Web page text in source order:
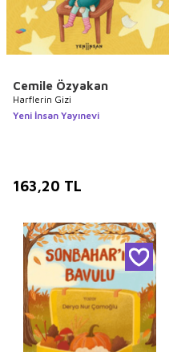
Cemile Özyakan
Harflerin Gizi
Yeni İnsan Yayınevi
163,20 TL